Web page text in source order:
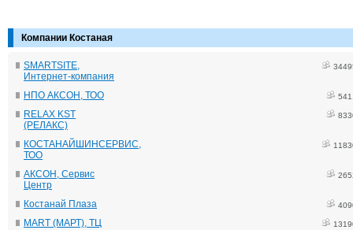
Компании Костаная
SMARTSITE,
Интернет-компания
НПО АКСОН, ТОО
RELAX KST
(РЕЛАКС)
КОСТАНАЙШИНСЕРВИС,
ТОО
АКСОН, Сервис
Центр
Костанай Плаза
MART (МАРТ), ТЦ